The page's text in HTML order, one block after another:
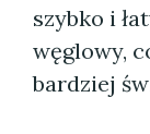
szybko i
węglowy,
bardziej